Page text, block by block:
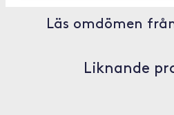
Läs omdömen
Liknande